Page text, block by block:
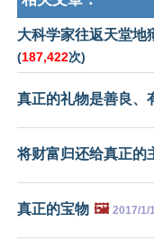
大科学家往返天堂地
(187,422次)
真正的礼物是善良、
将财富归还给真正的
真正的宝物 🖼️ 2017/1/